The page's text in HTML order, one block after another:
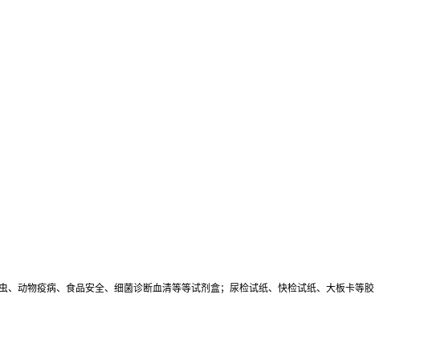
动物疫病、食品安全、细菌诊断血清等等试剂盒；尿检试纸、快检试纸、大板卡等胶